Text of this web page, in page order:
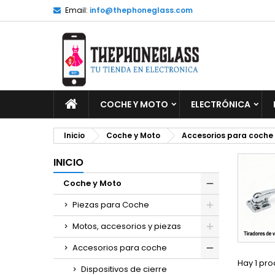
Email: info@thephoneglass.com
INICIOCOCHE Y MOTO ELECTRÓNICA
Inicio Coche y Moto Accesorios para coche
INICIO
Coche y Moto
Piezas para Coche
Motos, accesorios y piezas
Accesorios para coche
Dispositivos de cierre
Hay 1